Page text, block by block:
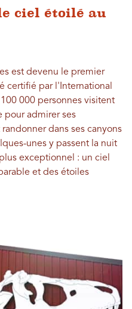
ciel étoilé au
est devenu le premier
certifié par l'International
000 personnes visitent
pour admirer ses
dans ses canyons
unes y passent la nuit
exceptionnel : un ciel
et des étoiles